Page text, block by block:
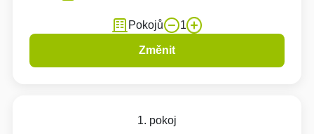
Pokojů 1
Změnit
1. pokoj